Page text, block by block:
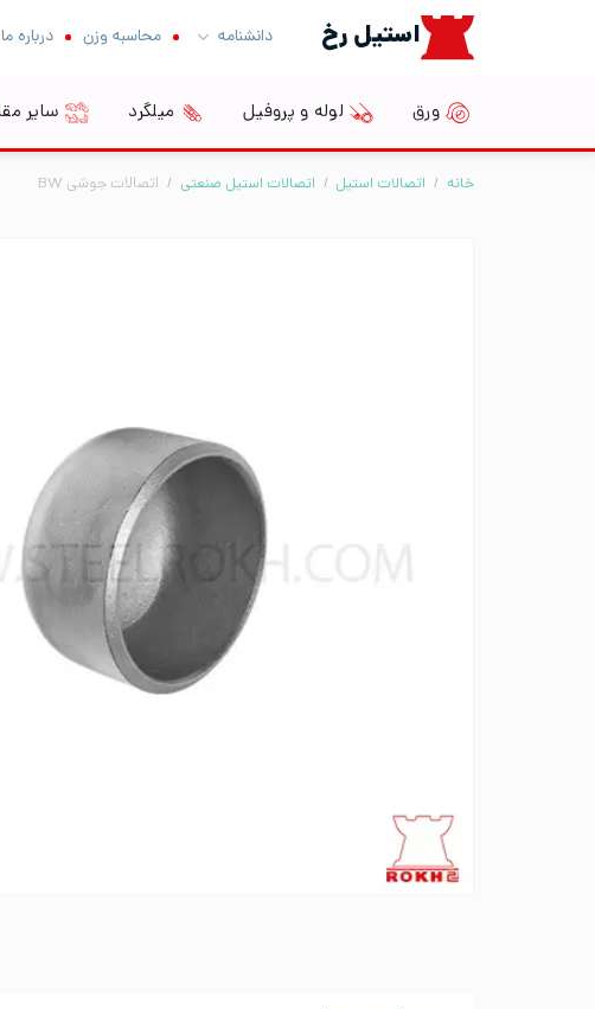
استیل رخ دانشنامه محاسبه وزن درباره ما
ورق لوله و پروفیل میلگرد سایر
خانه / اتصالات استیل / اتصالات استیل صنعتی / اتصالات جوشی BW